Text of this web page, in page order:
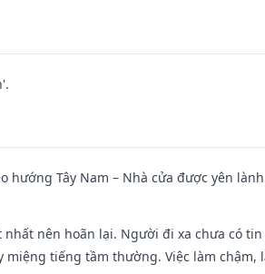
Tây Nam – Nhà cửa được yên
nên hoãn lại. Người đi xa chưa có tin
tiếng tầm thường. Việc làm chậm,